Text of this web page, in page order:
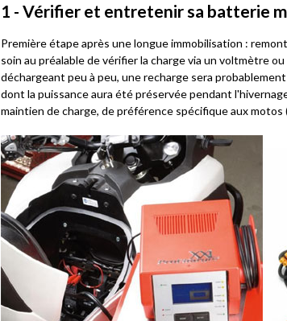
1 - Vérifier et entretenir sa batterie
Première étape après une longue immobilisation :
soin au préalable de vérifier la charge via un voltmètre
déchargeant peu à peu, une recharge sera
dont la puissance aura été préservée pendant
maintien de charge, de préférence spécifique aux